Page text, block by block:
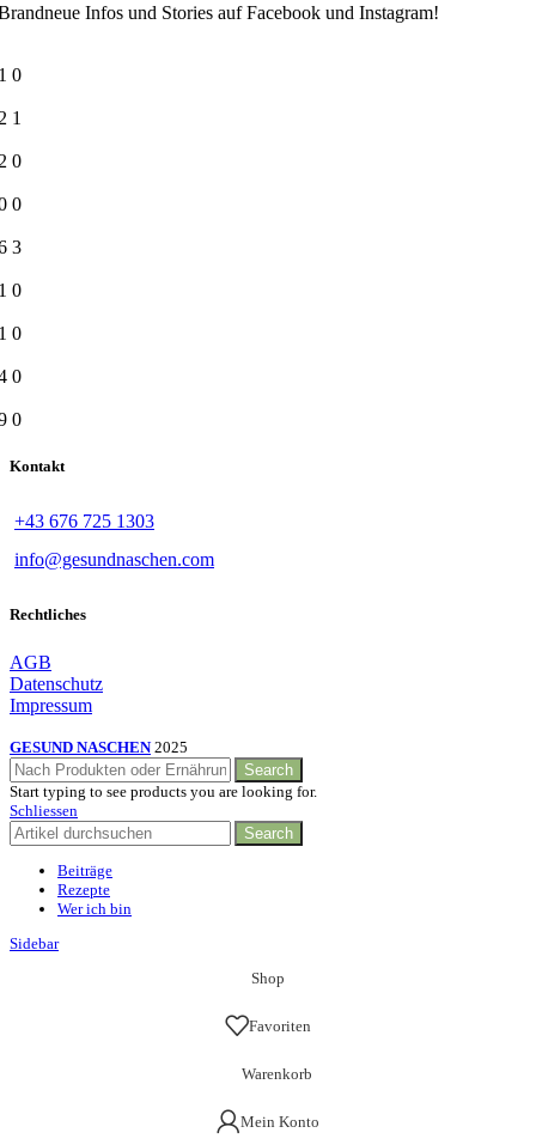
Infos und Stories auf Facebook und Instagram!
0
1
0
0
3
0
0
0
0
Kontakt
+43 676 725 1303
info@gesundnaschen.com
Rechtliches
AGB
Datenschutz
Impressum
GESUND NASCHEN 2025
Search
Start typing to see products you are looking for.
Schliessen
Search
Beiträge
Rezepte
Wer ich bin
Sidebar
Shop
Favoriten
Warenkorb
Mein Konto